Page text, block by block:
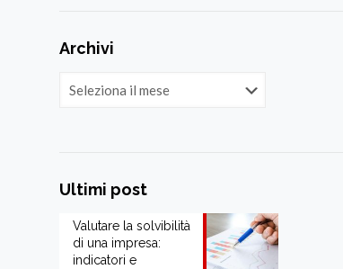
Archivi
Ultimi post
Valutare la solvibilità
di una impresa:
indicatori e